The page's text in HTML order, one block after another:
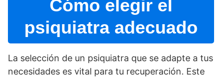
Cómo elegir el
psiquiatra adecuado
La selección de un psiquiatra que se adapte a tus
necesidades es vital para tu recuperación. Este